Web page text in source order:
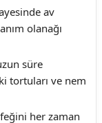
av
olanağı
süre
tortuları ve nem
her zaman